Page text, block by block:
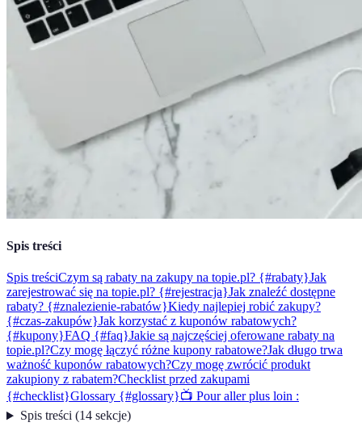
Spis treści
Spis treściCzym są rabaty na zakupy na topie.pl? {#rabaty}Jak
zarejestrować się na topie.pl? {#rejestracja}Jak znaleźć dostępne
rabaty? {#znalezienie-rabatów}Kiedy najlepiej robić zakupy?
{#czas-zakupów}Jak korzystać z kuponów rabatowych?
{#kupony}FAQ {#faq}Jakie są najczęściej oferowane rabaty na
topie.pl?Czy mogę łączyć różne kupony rabatowe?Jak długo trwa
ważność kuponów rabatowych?Czy mogę zwrócić produkt
zakupiony z rabatem?Checklist przed zakupami
{#checklist}Glossary {#glossary}📺 Pour aller plus loin :
Spis treści(14 sekcje)